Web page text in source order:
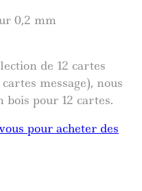
0,2 mm
de 12 cartes
message), nous
pour 12 cartes.
pour acheter des